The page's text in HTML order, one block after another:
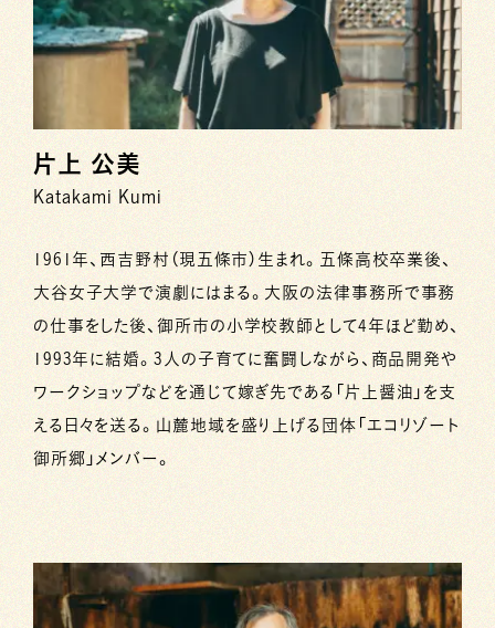
片上 公美
Katakami Kumi
1961年、西吉野村（現五條市）生まれ。五條高校卒業後、
大谷女子大学で演劇にはまる。大阪の法律事務所で事務
の仕事をした後、御所市の小学校教師として4年ほど勤め、
1993年に結婚。3人の子育てに奮闘しながら、商品開発や
ワークショップなどを通じて嫁ぎ先である「片上醤油」を支
える日々を送る。山麓地域を盛り上げる団体「エコリゾート
御所郷」メンバー。